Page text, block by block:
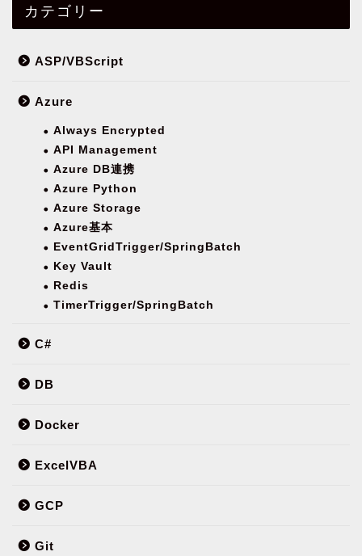
カテゴリー
ASP/VBScript
Azure
Always Encrypted
API Management
Azure DB連携
Azure Python
Azure Storage
Azure基本
EventGridTrigger/SpringBatch
Key Vault
Redis
TimerTrigger/SpringBatch
C#
DB
Docker
ExcelVBA
GCP
Git